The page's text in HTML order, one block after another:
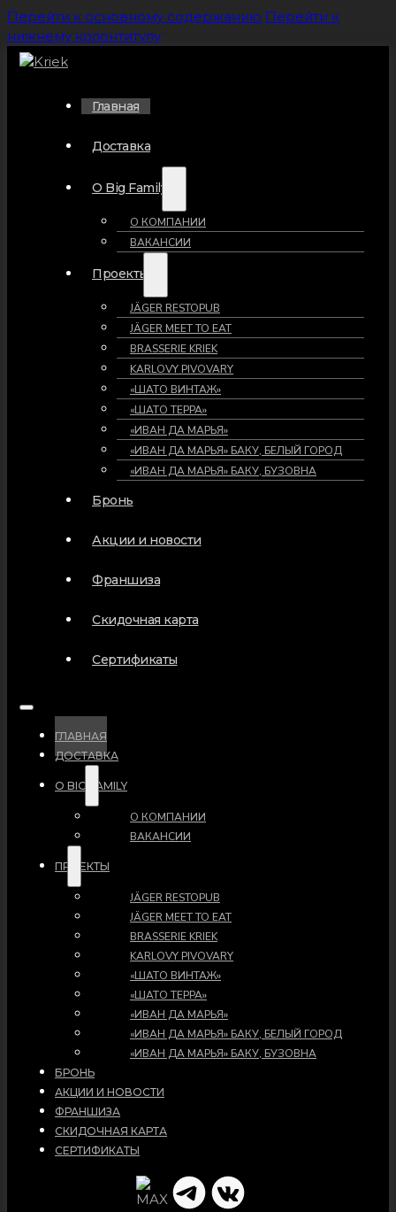
Перейти к основному содержанию Перейти к
нижнему колонтитулу
Главная
Доставка
О Big Family
О КОМПАНИИ
ВАКАНСИИ
Проекты
JÄGER RESTOPUB
JÄGER MEET TO EAT
BRASSERIE KRIEK
KARLOVY PIVOVARY
«ШАТО ВИНТАЖ»
«ШАТО ТЕРРА»
«ИВАН ДА МАРЬЯ»
«ИВАН ДА МАРЬЯ» БАКУ, БЕЛЫЙ ГОРОД
«ИВАН ДА МАРЬЯ» БАКУ, БУЗОВНА
Бронь
Акции и новости
Франшиза
Скидочная карта
Сертификаты
ГЛАВНАЯ
ДОСТАВКА
О BIG FAMILY
О КОМПАНИИ
ВАКАНСИИ
ПРОЕКТЫ
JÄGER RESTOPUB
JÄGER MEET TO EAT
BRASSERIE KRIEK
KARLOVY PIVOVARY
«ШАТО ВИНТАЖ»
«ШАТО ТЕРРА»
«ИВАН ДА МАРЬЯ»
«ИВАН ДА МАРЬЯ» БАКУ, БЕЛЫЙ ГОРОД
«ИВАН ДА МАРЬЯ» БАКУ, БУЗОВНА
БРОНЬ
АКЦИИ И НОВОСТИ
ФРАНШИЗА
СКИДОЧНАЯ КАРТА
СЕРТИФИКАТЫ